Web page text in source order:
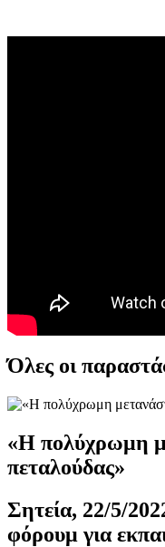
Όλες οι
«Η πολύχρωμη
πεταλούδας»
Σητεία, 22/5/
φόρουμ για